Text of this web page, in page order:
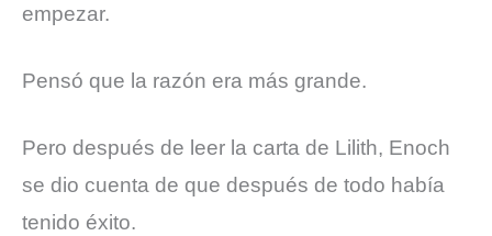
empezar.
Pensó que la razón era más grande.
Pero después de leer la carta de Lilith, Enoch
se dio cuenta de que después de todo había
tenido éxito.